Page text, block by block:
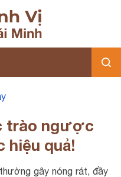
trào ngược
hiệu quả!
gây nóng rát, đầy